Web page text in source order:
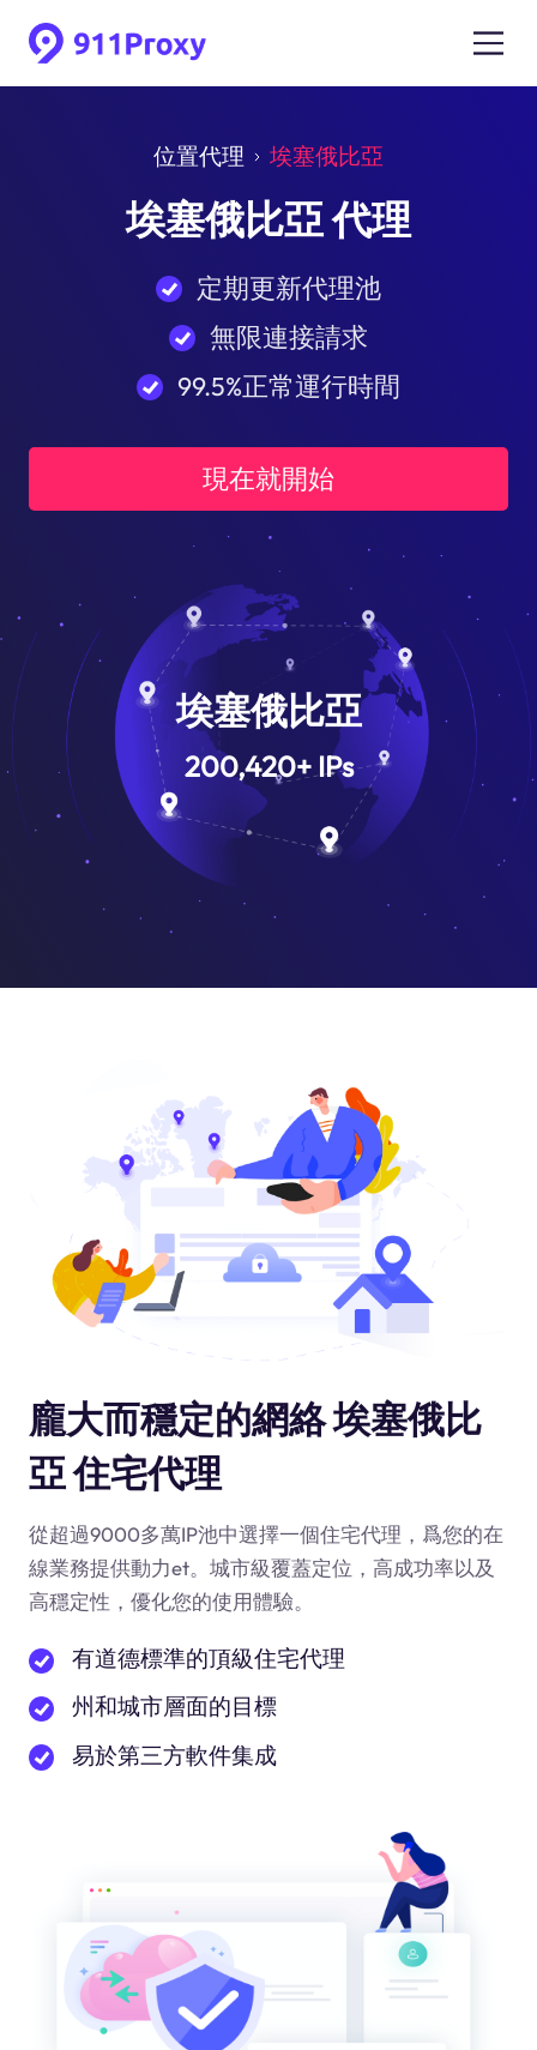
位置代理 埃塞俄比亞
埃塞俄比亞 代理
定期更新代理池
無限連接請求
99.5%正常運行時間
現在就開始
埃塞俄比亞
200,420+IPs
龐大而穩定的網絡 埃塞俄比
亞 住宅代理
從超過9000多萬IP池中選擇一個住宅代理，爲您的在
線業務提供動力et。城市級覆蓋定位，高成功率以及
高穩定性，優化您的使用體驗。
有道德標準的頂級住宅代理
州和城市層面的目標
易於第三方軟件集成